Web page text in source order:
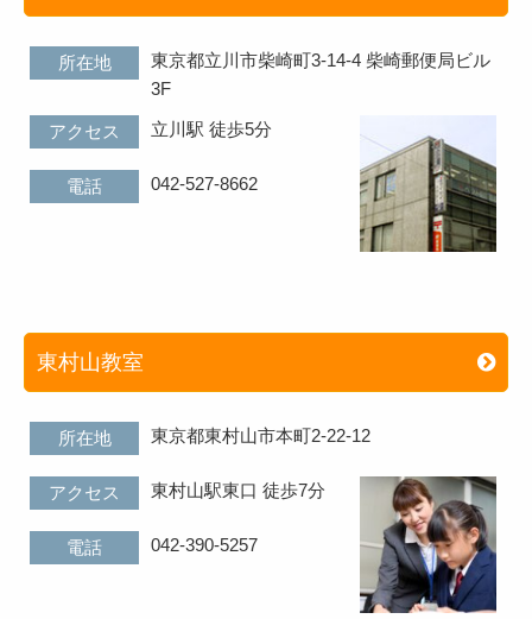
所在地
東京都立川市柴崎町3-14-4 柴崎郵便局ビル
3F
アクセス 立川駅 徒歩5分
電話 042-527-8662
東村山教室
所在地 東京都東村山市本町2-22-12
アクセス 東村山駅東口 徒歩7分
電話 042-390-5257